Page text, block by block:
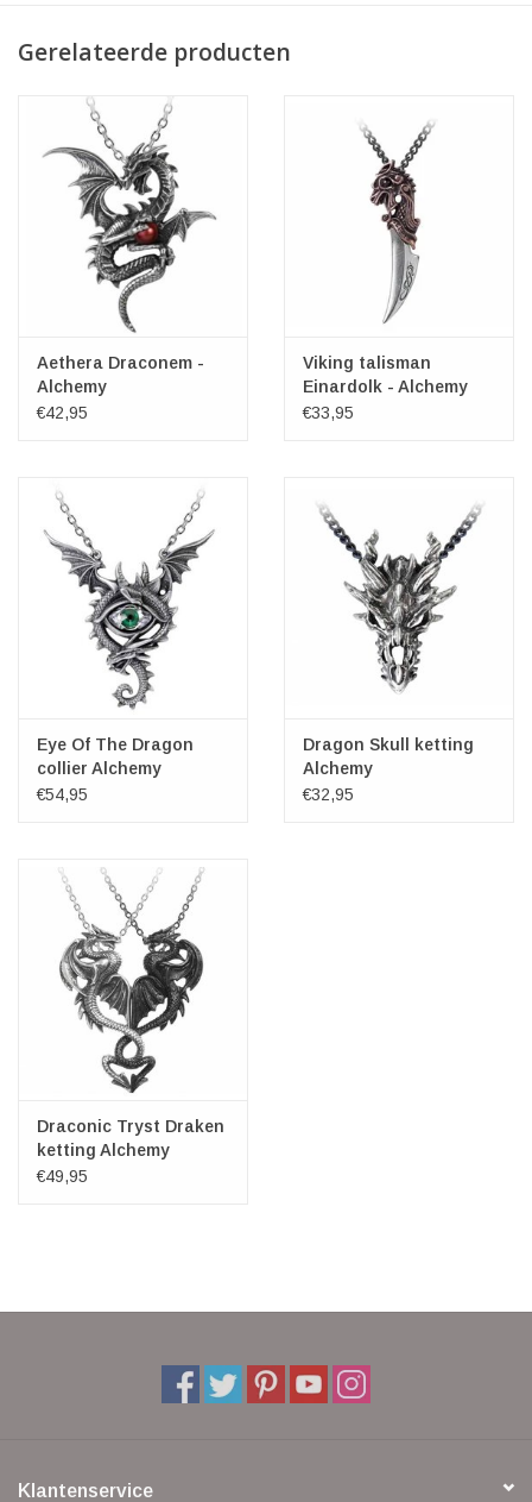
Gerelateerde producten
Aethera Draconem -
Alchemy
€42,95
Viking talisman
Einardolk - Alchemy
€33,95
Eye Of The Dragon
collier Alchemy
€54,95
Dragon Skull ketting
Alchemy
€32,95
Draconic Tryst Draken
ketting Alchemy
€49,95
Klantenservice